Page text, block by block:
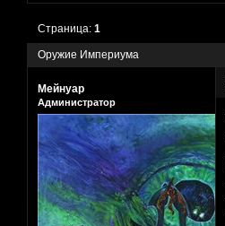
Оружие Империума
Страница:1
Мейнуар
Администратор